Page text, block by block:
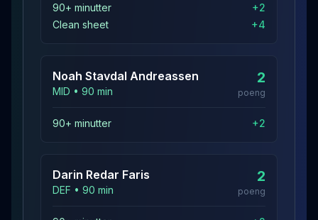
90+ minutter +2
Clean sheet
+4
Noah Stavdal Andreassen
MID • 90 min
2
poeng
90+ minutter +2
Darin Redar Faris
DEF • 90 min
2
poeng